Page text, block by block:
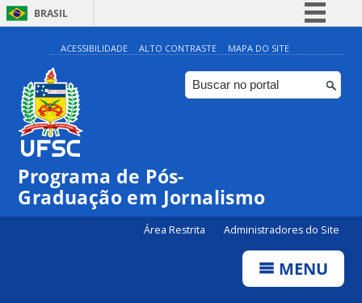
BRASIL
Simplifique!
Comunica BR
Participe
ACESSIBILIDADE ALTO CONTRASTE MAPA DO SITE
Programa de Pós-
Graduação em Jornalismo
Área Restrita Administradores do Site
MENU
00:00